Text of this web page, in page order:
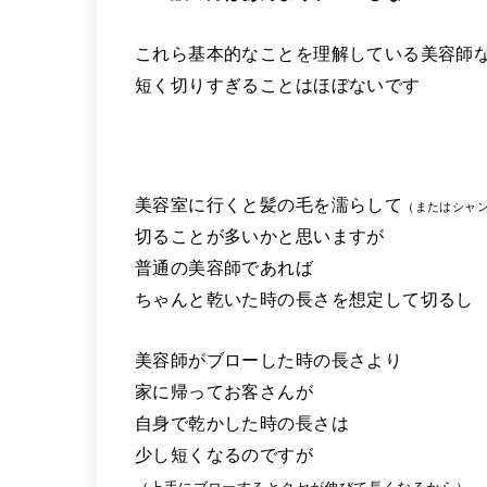
これら基本的なことを理解している美容師
短く切りすぎることはほぼないです
美容室に行くと髪の毛を濡らして （またはシャ
切ることが多いかと思いますが
普通の美容師であれば
ちゃんと乾いた時の長さを想定して切るし
美容師がブローした時の長さより
家に帰ってお客さんが
自身で乾かした時の長さは
少し短くなるのですが